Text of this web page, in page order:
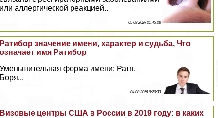
или аллергической реакцией...
05 08 2026 21:45:28
Ратибор значение имени, хаpaктер и судьба, Что
означает имя Ратибор
Уменьшительная форма имени: Ратя,
Боря...
04 08 2026 9:20:33
Визовые центры США в России в 2019 году: в каких